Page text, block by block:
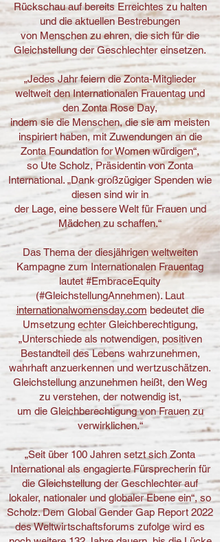
Rückschau auf bereits Erreichtes zu halten
und die aktuellen Bestrebungen
von Menschen zu ehren, die sich für die
Gleichstellung der Geschlechter einsetzen.
„Jedes Jahr feiern die Zonta-Mitglieder
weltweit den Internationalen Frauentag und
den Zonta Rose Day,
indem sie die Menschen, die sie am meisten
inspiriert haben, mit Zuwendungen an die
Zonta Foundation for Women würdigen“,
so Ute Scholz, Präsidentin von Zonta
International. „Dank großzügiger Spenden wie
diesen sind wir in
der Lage, eine bessere Welt für Frauen und
Mädchen zu schaffen.“
Das Thema der diesjährigen weltweiten
Kampagne zum Internationalen Frauentag
lautet #EmbraceEquity
(#GleichstellungAnnehmen). Laut
internationalwomensday.com bedeutet die
Umsetzung echter Gleichberechtigung,
„Unterschiede als notwendigen, positiven
Bestandteil des Lebens wahrzunehmen,
wahrhaft anzuerkennen und wertzuschätzen.
Gleichstellung anzunehmen heißt, den Weg
zu verstehen, der notwendig ist,
um die Gleichberechtigung von Frauen zu
verwirklichen.“
„Seit über 100 Jahren setzt sich Zonta
International als engagierte Fürsprecherin für
die Gleichstellung der Geschlechter auf
lokaler, nationaler und globaler Ebene ein“, so
Scholz. Dem Global Gender Gap Report 2022
des Weltwirtschaftsforums zufolge wird es